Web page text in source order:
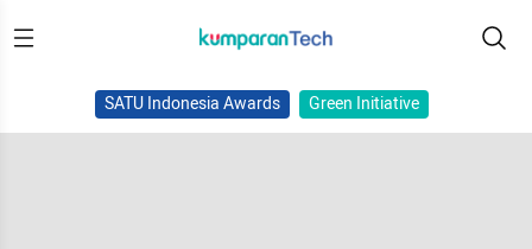
SATU Indonesia Awards Green Initiative